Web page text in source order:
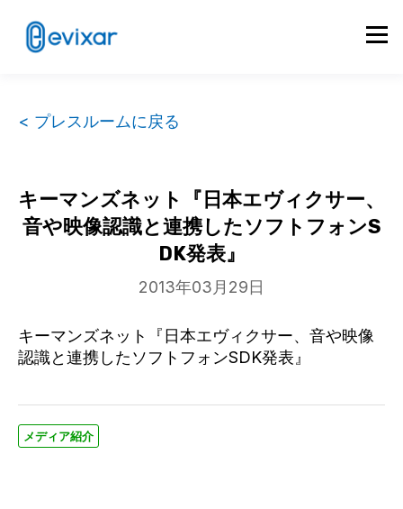
< プレスルームに戻る
キーマンズネット『日本エヴィクサー、
音や映像認識と連携したソフトフォンS
DK発表』
2013年03月29日
キーマンズネット『日本エヴィクサー、音や映像
認識と連携したソフトフォンSDK発表』
メディア紹介